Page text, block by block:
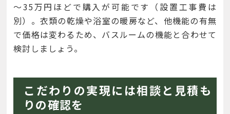
～35万円ほどで購入が可能です（設置工事費は
別）。衣類の乾燥や浴室の暖房など、他機能の有無
で価格は変わるため、バスルームの機能と合わせて
検討しましょう。
こだわりの実現には相談と見積も
りの確認を